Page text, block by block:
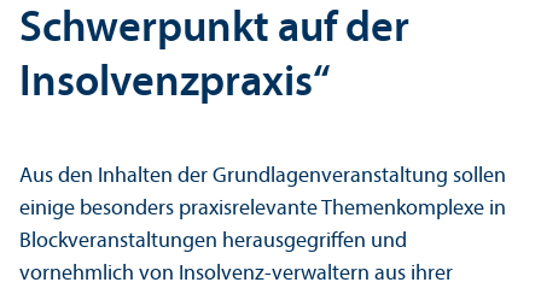
Schwerpunkt auf der
Insolvenzpraxis“
Aus den Inhalten der Grundlagen­veranstaltung sollen
einige besonders praxisrelevante Themenkomplexe in
Block­veranstaltungen herausgegriffen und
vornehmlich von Insolvenz-verwaltern aus ihrer